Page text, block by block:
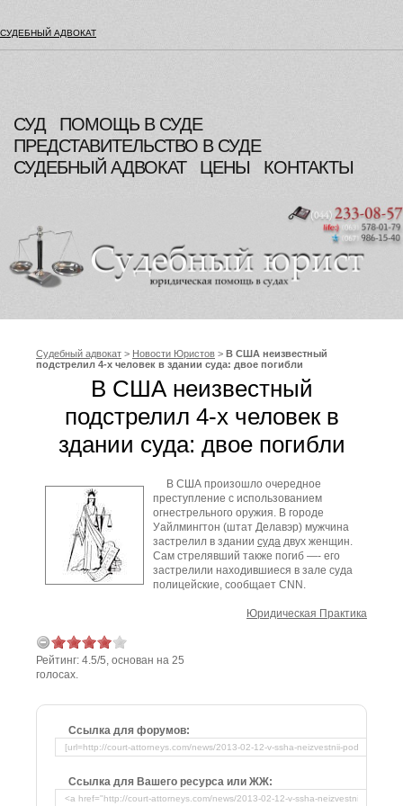
СУДЕБНЫЙ АДВОКАТ
СУД
ПОМОЩЬ В СУДЕ
ПРЕДСТАВИТЕЛЬСТВО В СУДЕ
СУДЕБНЫЙ АДВОКАТ
ЦЕНЫ КОНТАКТЫ
Судебный адвокат > Новости Юристов > В США неизвестный
подстрелил 4-х человек в здании суда: двое погибли
В США неизвестный
подстрелил 4-х человек в
здании суда: двое погибли
В США произошло очередное
преступление с использованием
огнестрельного оружия. В городе
Уайлмингтон (штат Делавэр) мужчина
застрелил в здании суда двух женщин.
Сам стрелявший также погиб —- его
застрелили находившиеся в зале суда
полицейские, сообщает CNN.
Юридическая Практика
Рейтинг: 4.5/5, основан на 25
голосах.
Ссылка для форумов:
Ссылка для Вашего ресурса или ЖЖ: